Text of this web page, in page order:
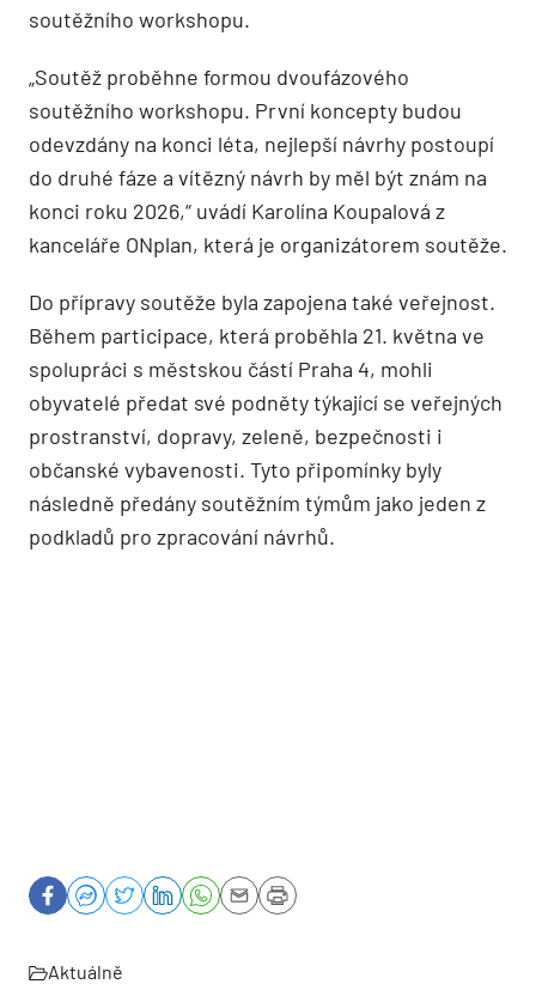
soutěžního workshopu.
„Soutěž proběhne formou dvoufázového
soutěžního workshopu. První koncepty budou
odevzdány na konci léta, nejlepší návrhy postoupí
do druhé fáze a vítězný návrh by měl být znám na
konci roku 2026,“ uvádí Karolína Koupalová z
kanceláře ONplan, která je organizátorem soutěže.
Do přípravy soutěže byla zapojena také veřejnost.
Během participace, která proběhla 21. května ve
spolupráci s městskou částí Praha 4, mohli
obyvatelé předat své podněty týkající se veřejných
prostranství, dopravy, zeleně, bezpečnosti i
občanské vybavenosti. Tyto připomínky byly
následně předány soutěžním týmům jako jeden z
podkladů pro zpracování návrhů.
Aktuálně